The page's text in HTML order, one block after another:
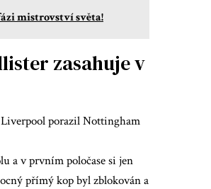
mistrovství světa!
zasahuje v
porazil Nottingham
a v prvním poločase si jen
přímý kop byl zblokován a